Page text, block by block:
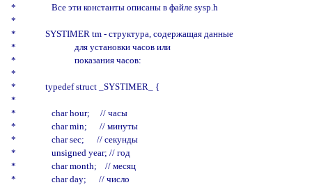
*                 Все эти константы описаны в файле sysp.h
*
*              SYSTIMER tm - структура, содержащая данные
*                            для установки часов или
*                            показания часов:
*
*              typedef struct _SYSTIMER_ {
*
*                 char hour;     // часы
*                 char min;      // минуты
*                 char sec;      // секунды
*                 unsigned year; // год
*                 char month;    // месяц
*                 char day;      // число